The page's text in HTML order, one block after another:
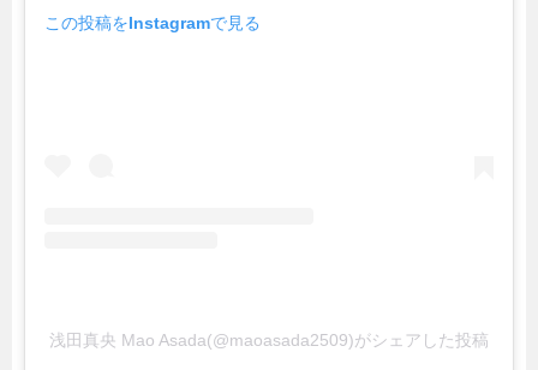
この投稿をInstagramで見る
浅田真央 Mao Asada(@maoasada2509)がシェアした投稿